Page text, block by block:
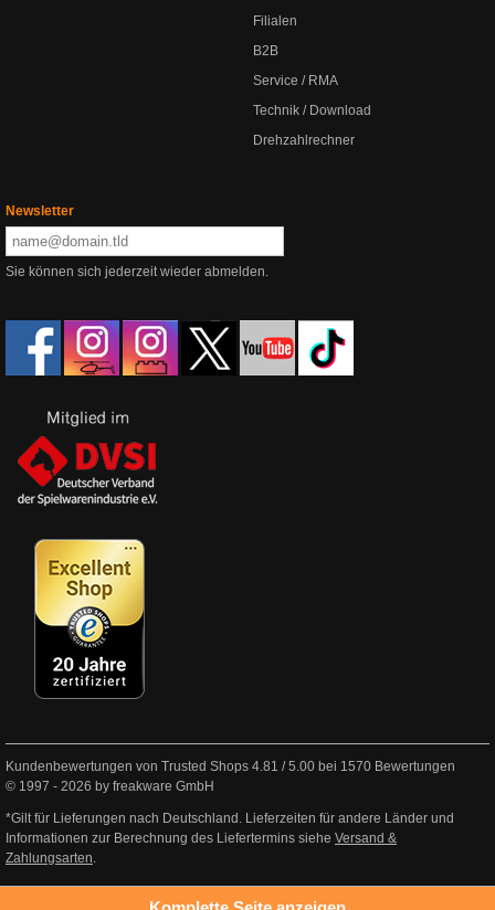
Filialen
B2B
Service / RMA
Technik / Download
Drehzahlrechner
Newsletter
Sie können sich jederzeit wieder abmelden.
Kundenbewertungen von Trusted Shops 4.81 /5.00 bei 1570 Bewertungen
© 1997 - 2026 by freakware GmbH
*Gilt für Lieferungen nach Deutschland. Lieferzeiten für andere Länder und
Informationen zur Berechnung des Liefertermins siehe Versand &
Zahlungsarten.